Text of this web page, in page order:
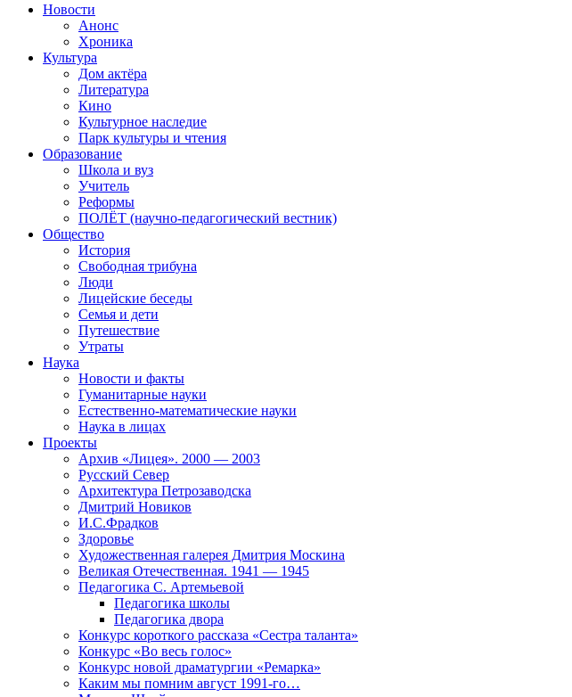
Новости
Анонс
Хроника
Культура
Дом актёра
Литература
Кино
Культурное наследие
Парк культуры и чтения
Образование
Школа и вуз
Учитель
Реформы
ПОЛЁТ (научно-педагогический вестник)
Общество
История
Свободная трибуна
Люди
Лицейские беседы
Семья и дети
Путешествие
Утраты
Наука
Новости и факты
Гуманитарные науки
Естественно-математические науки
Наука в лицах
Проекты
Архив «Лицея». 2000 — 2003
Русский Север
Архитектура Петрозаводска
Дмитрий Новиков
И.С.Фрадков
Здоровье
Художественная галерея Дмитрия Москина
Великая Отечественная. 1941 — 1945
Педагогика С. Артемьевой
Педагогика школы
Педагогика двора
Конкурс короткого рассказа «Сестра таланта»
Конкурс «Во весь голос»
Конкурс новой драматургии «Ремарка»
Каким мы помним август 1991-го…